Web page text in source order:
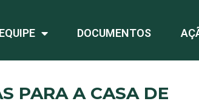
EQUIPE DOCUMENTOS
PARA A CASA DE